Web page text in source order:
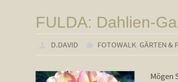
FULDA: Dahlien-
D.DAVID FOTOWALK, GÄRTEN &
Mögen